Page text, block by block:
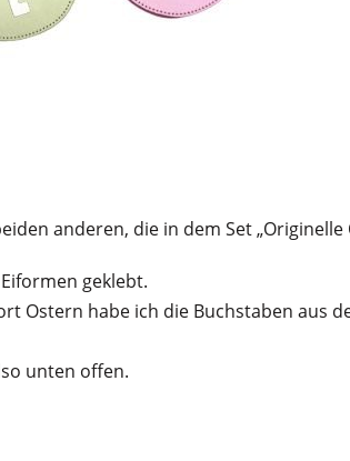
anderen, die in dem Set
geklebt.
Ostern habe ich die Buchstaben aus
unten offen.